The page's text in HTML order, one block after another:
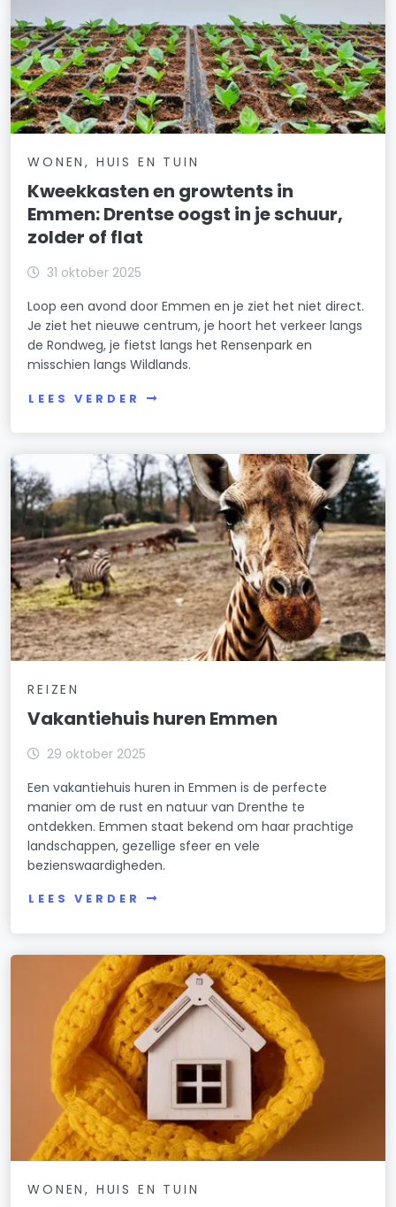
WONEN, HUIS EN TUIN
Kweekkasten en growtents in
Emmen: Drentse oogst in je schuur,
zolder of flat
31 oktober 2025
Loop een avond door Emmen en je ziet het niet direct.
Je ziet het nieuwe centrum, je hoort het verkeer langs
de Rondweg, je fietst langs het Rensenpark en
misschien langs Wildlands.
LEES VERDER
REIZEN
Vakantiehuis huren Emmen
29 oktober 2025
Een vakantiehuis huren in Emmen is de perfecte
manier om de rust en natuur van Drenthe te
ontdekken. Emmen staat bekend om haar prachtige
landschappen, gezellige sfeer en vele
bezienswaardigheden.
LEES VERDER
WONEN, HUIS EN TUIN